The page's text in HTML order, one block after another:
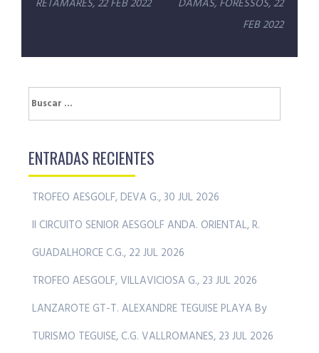
RETAMARES, 22 FEB 2022
DAMAS, FORESSOS, 22
FEB 2022
Buscar:
ENTRADAS RECIENTES
TROFEO AESGOLF, DEVA G., 30 JUL 2026
II CIRCUITO SENIOR AESGOLF ANDA. ORIENTAL, R.
GUADALHORCE C.G., 22 JUL 2026
TROFEO AESGOLF, VILLAVICIOSA G., 23 JUL 2026
LANZAROTE GT-T. ALEXANDRE TEGUISE PLAYA By
TURISMO TEGUISE, C.G. VALLROMANES, 23 JUL 2026